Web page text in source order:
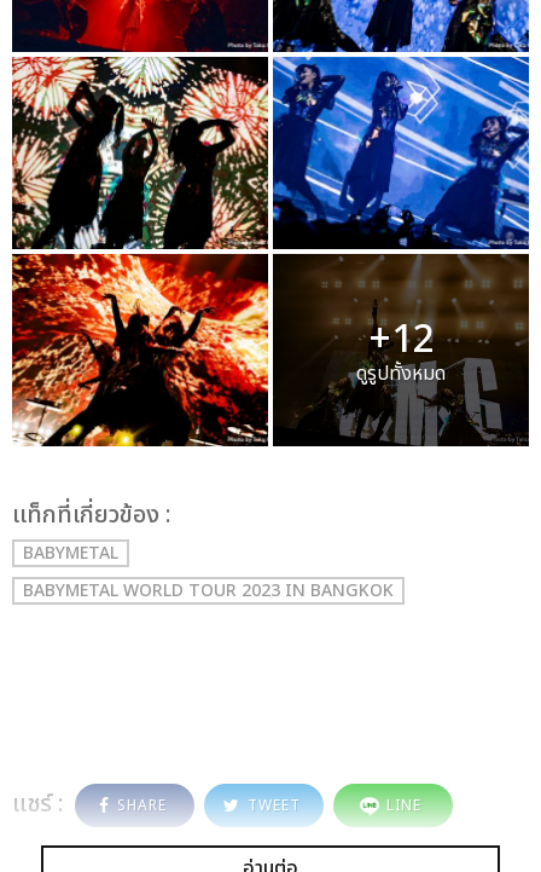
+12
ดูรูปทั้งหมด
เเท็กที่เกี่ยวข้อง :
BABYMETAL
BABYMETAL WORLD TOUR 2023 IN BANGKOK
แชร์ : SHARE TWEET LINE